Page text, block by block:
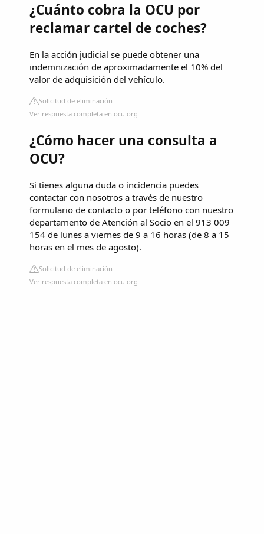
¿Cuánto cobra la OCU por
reclamar cartel de coches?
En la acción judicial se puede obtener una
indemnización de aproximadamente el 10% del
valor de adquisición del vehículo.
Solicitud de eliminación
Ver respuesta completa en ocu.org
¿Cómo hacer una consulta a
OCU?
Si tienes alguna duda o incidencia puedes
contactar con nosotros a través de nuestro
formulario de contacto o por teléfono con nuestro
departamento de Atención al Socio en el 913 009
154 de lunes a viernes de 9 a 16 horas (de 8 a 15
horas en el mes de agosto).
Solicitud de eliminación
Ver respuesta completa en ocu.org